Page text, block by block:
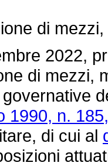
di
2022,
di mezzi,
1990, n. 185,
di cui al